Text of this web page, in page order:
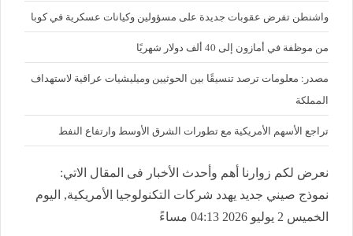
واشنطن تفرض عقوبات جديدة على مسؤولين وكيانات عسكرية في كوبا
من موظفة في أمازون إلى 40 ألف دولار شهريًا
مصدر: معلومات ترصد تنسيقًا بين الحوثيين وميليشيات عراقية لاستهداف
المملكة
تراجع الأسهم الأمريكية مع تطورات الشرق الأوسط وارتفاع النفط
نعرض لكم زوارنا أهم وأحدث الأخبار فى المقال الاتي:
نموذج صيني جديد يهدد شركات التكنولوجيا الأمريكية, اليوم
الخميس 2 يوليو 2026 04:13 مساءً